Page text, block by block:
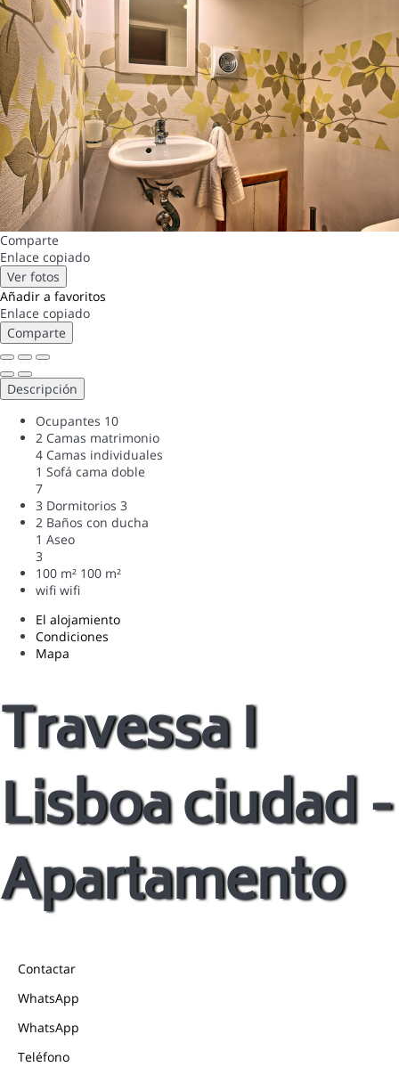
Comparte
Enlace copiado
Ver fotos
Añadir a favoritos
Enlace copiado
Comparte
Descripción
Ocupantes 10
2 Camas matrimonio
4 Camas individuales
1 Sofá cama doble
7
3 Dormitorios 3
2 Baños con ducha
1 Aseo
3
100 m² 100 m²
wifi wifi
El alojamiento
Condiciones
Mapa
Travessa I
Lisboa ciudad -
Apartamento
Contactar
WhatsApp
WhatsApp
Teléfono